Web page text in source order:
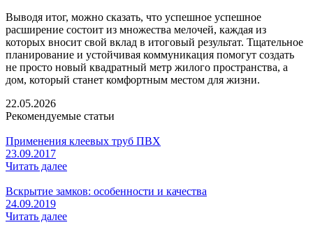
Выводя итог, можно сказать, что успешное успешное
расширение состоит из множества мелочей, каждая из
которых вносит свой вклад в итоговый результат. Тщательное
планирование и устойчивая коммуникация помогут создать
не просто новый квадратный метр жилого пространства, а
дом, который станет комфортным местом для жизни.
22.05.2026
Рекомендуемые статьи
Применения клеевых труб ПВХ
23.09.2017
Читать далее
Вскрытие замков: особенности и качества
24.09.2019
Читать далее